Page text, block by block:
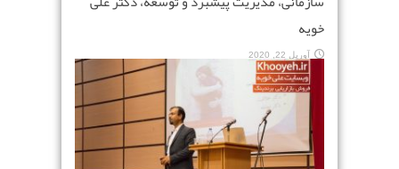
خویه
آوریل 22, 2020